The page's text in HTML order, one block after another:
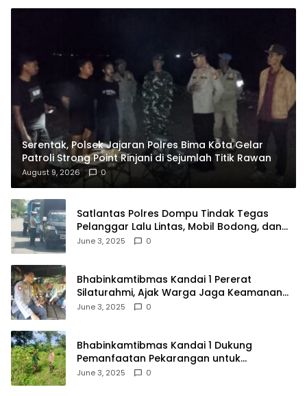
Serentak, Polsek Jajaran Polres Bima Kota Gelar
Patroli Strong Point Rinjani di Sejumlah Titik Rawan
August 9, 2026 0
Satlantas Polres Dompu Tindak Tegas
Pelanggar Lalu Lintas, Mobil Bodong, dan
Kendaraan Tak Bayar Pajak
June 3, 2025 0
Bhabinkamtibmas Kandai 1 Pererat
Silaturahmi, Ajak Warga Jaga Keamanan
Lingkungan
June 3, 2025 0
Bhabinkamtibmas Kandai 1 Dukung
Pemanfaatan Pekarangan untuk
Ketahanan Pangan Menuju Indonesia Emas
June 3, 2025 0